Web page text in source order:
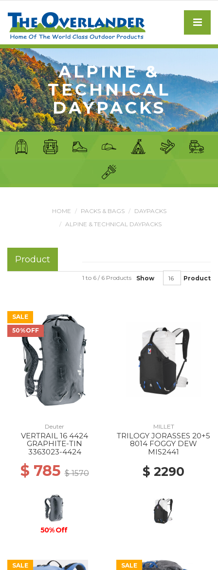
ALPINE &
TECHNICAL
DAYPACKS
HOME PACKS & BAGS
DAYPACKS
ALPINE & TECHNICAL DAYPACKS
Product
Show Product
1 to 6 / 6 Products
SALE
50%OFF
Deuter
VERTRAIL 16 4424
GRAPHITE-TIN
3363023-4424
$ 785$ 1570
50% Off
MILLET
TRILOGY JORASSES 20+5
8014 FOGGY DEW
MIS2441
$ 2290
SALE
SALE